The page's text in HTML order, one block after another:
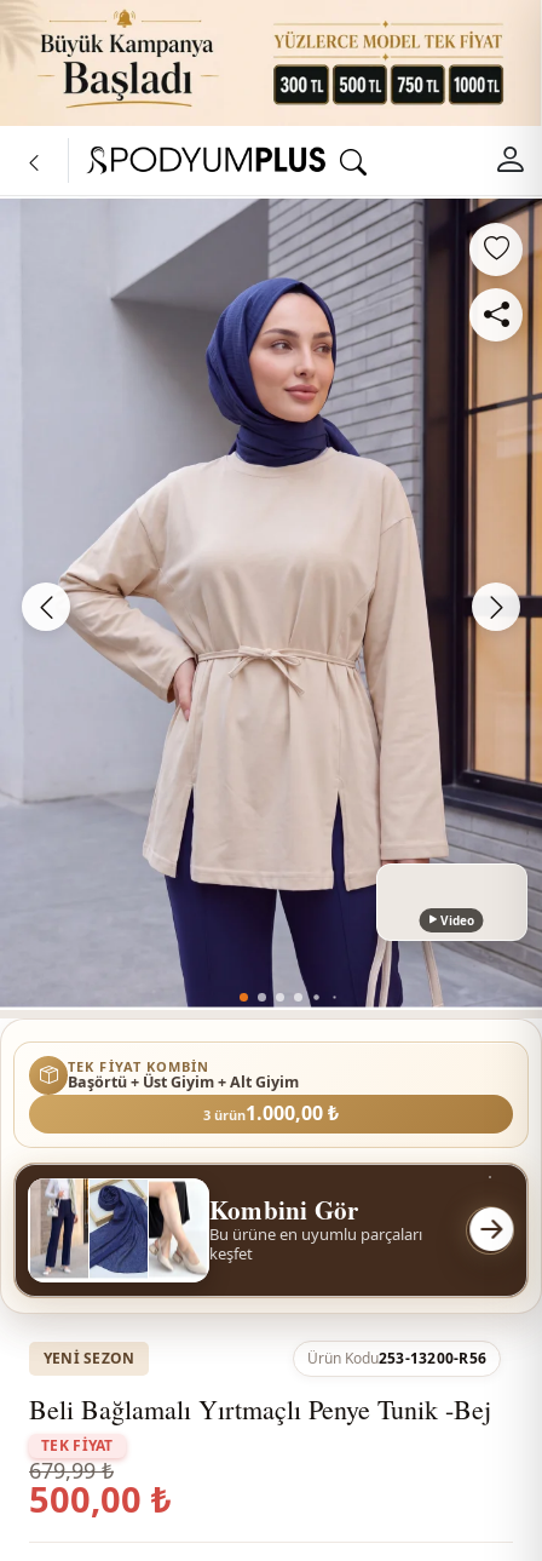
Video
TEK FIYAT KOMBIN
Başörtü + Üst Giyim + Alt Giyim
3 ürün1.000,00 ₺
Kombini Gör
Bu ürüne en uyumlu parçaları
keşfet
YENI SEZON Ürün Kodu253-13200-R56
Beli Bağlamalı Yırtmaçlı Penye Tunik -Bej
TEK FİYAT
679,99 ₺
500,00 ₺